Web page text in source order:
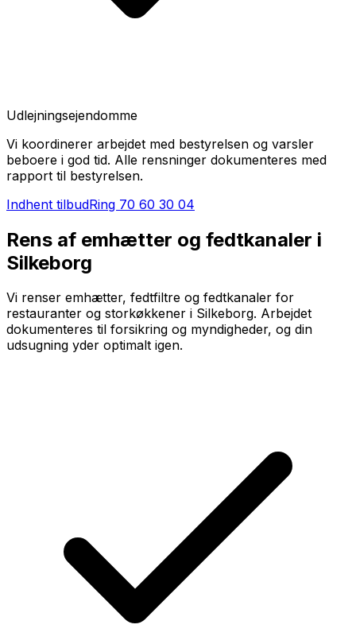
Udlejningsejendomme
Vi koordinerer arbejdet med bestyrelsen og varsler
beboere i god tid. Alle rensninger dokumenteres med
rapport til bestyrelsen.
Indhent tilbudRing 70 60 30 04
Rens af emhætter og fedtkanaler i
Silkeborg
Vi renser emhætter, fedtfiltre og fedtkanaler for
restauranter og storkøkkener i Silkeborg. Arbejdet
dokumenteres til forsikring og myndigheder, og din
udsugning yder optimalt igen.